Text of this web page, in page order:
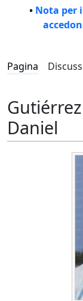
• Nota per
Pagina
Daniel